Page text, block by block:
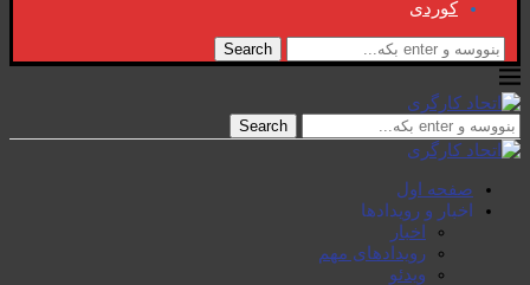
کوردی
Search
Search
صفحە اول
اخبار و رویدادها
اخبار
رویدادهای مهم
ویدئو